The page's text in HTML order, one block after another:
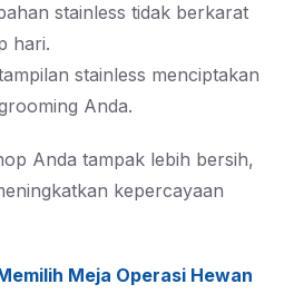
stainless tidak berkarat
hari.
stainless menciptakan
Anda.
Anda tampak lebih bersih,
kepercayaan
Meja Operasi Hewan